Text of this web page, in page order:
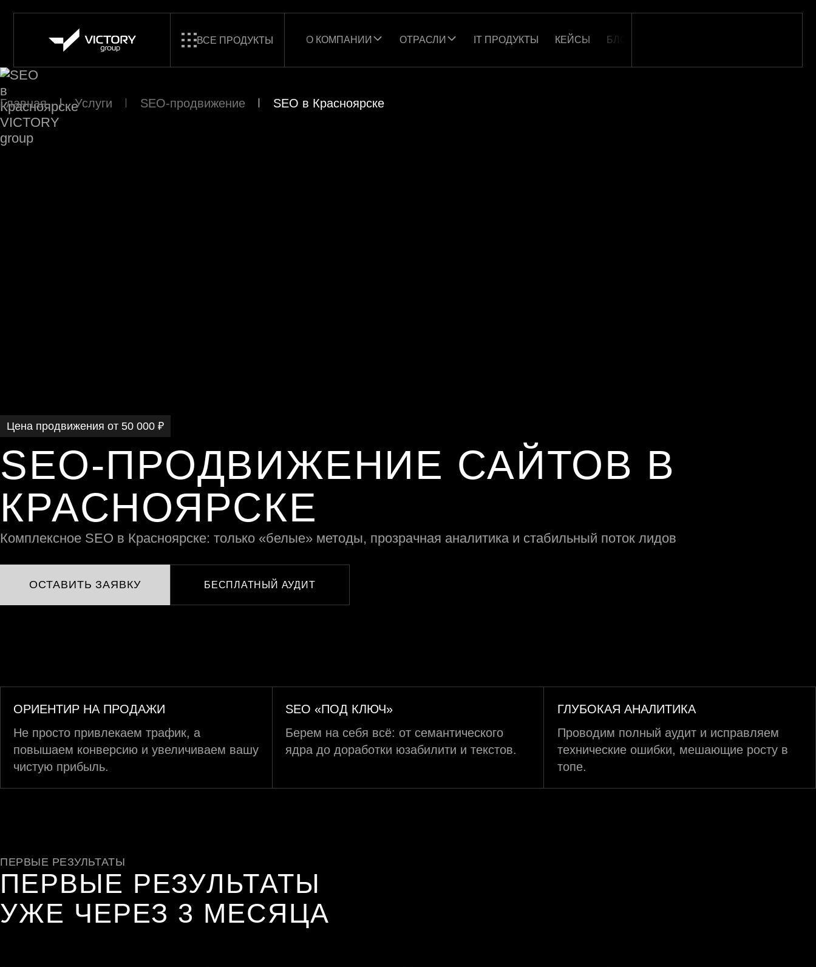
ВСЕ ПРОДУКТЫ О КОМПАНИИ ОТРАСЛИ IT ПРОДУКТЫ КЕЙСЫ БЛОГ
Главная Услуги SEO-продвижение SEO в Красноярске
Цена продвижения от 50 000 ₽
SEO-ПРОДВИЖЕНИЕ САЙТОВ В
КРАСНОЯРСКЕ
Комплексное SEO в Красноярске: только «белые» методы, прозрачная аналитика и стабильный поток лидов
ОСТАВИТЬ ЗАЯВКУ БЕСПЛАТНЫЙ АУДИТ
ОРИЕНТИР НА ПРОДАЖИ
Не просто привлекаем трафик, а
повышаем конверсию и увеличиваем вашу
чистую прибыль.
SEO «ПОД КЛЮЧ»
Берем на себя всё: от семантического
ядра до доработки юзабилити и текстов.
ГЛУБОКАЯ АНАЛИТИКА
Проводим полный аудит и исправляем
технические ошибки, мешающие росту в
топе.
ПЕРВЫЕ РЕЗУЛЬТАТЫ
ПЕРВЫЕ РЕЗУЛЬТАТЫ
УЖЕ ЧЕРЕЗ 3 МЕСЯЦА